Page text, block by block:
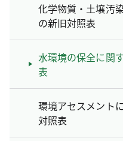
化学物質・土壌汚
の新旧対照表
水環境の保全に関
表
環境アセスメント
対照表